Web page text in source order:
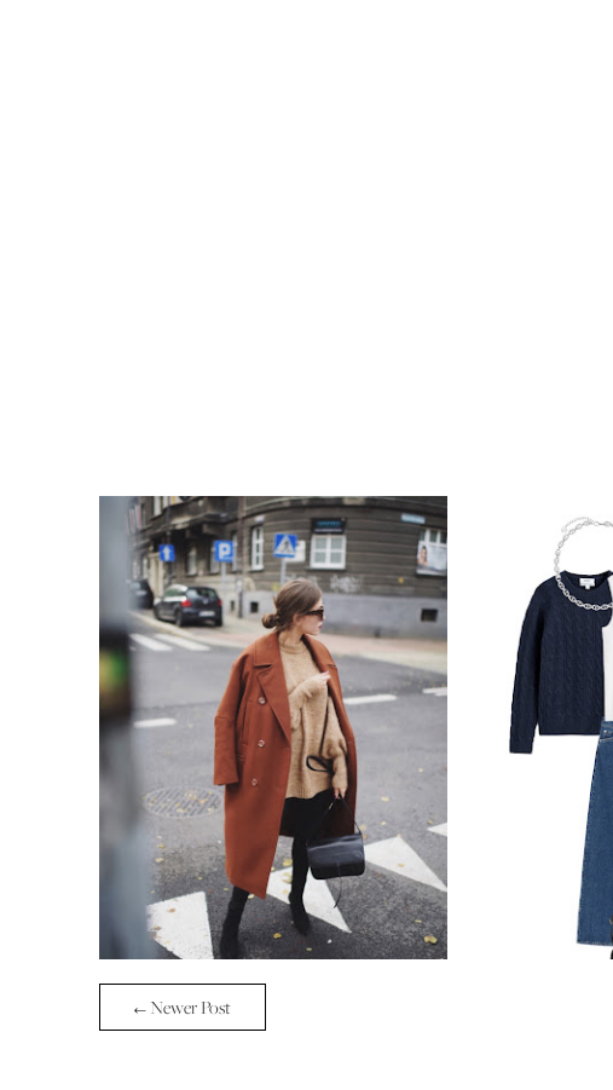
← Newer Post